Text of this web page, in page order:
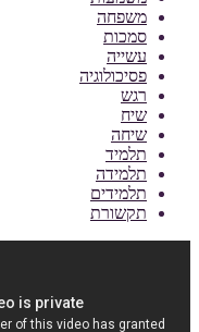
משפחה
סמכות
עשייה
פסיכולוגיה
רגש
שיח
שיחה
תלמיד
תלמידה
תלמידים
תקשורת